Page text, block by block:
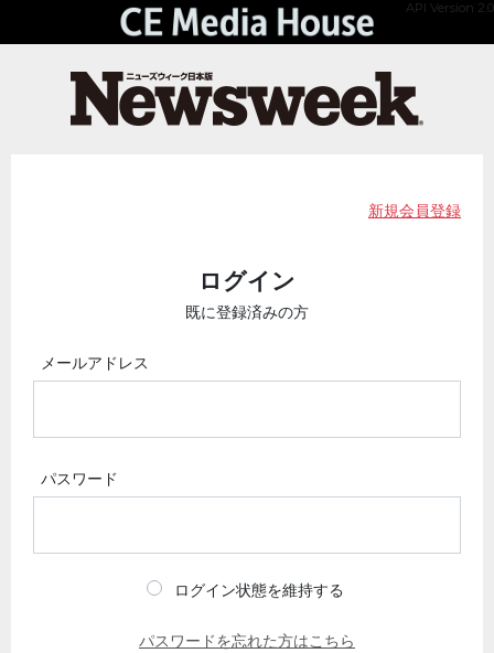
API Version 2.0
新規会員登録
ログイン
既に登録済みの方
メールアドレス
パスワード
ログイン状態を維持する
パスワードを忘れた方はこちら